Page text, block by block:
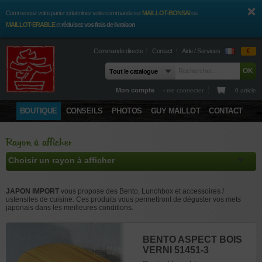
Commencez votre panier ici terminez votre commande surMAILLOT-BONSAIou
MAILLOT-ERABLEetréduisez vos frais de livraison
Commande directe Contact Aide / Services €
Mon compte › me connecter 0 article
BOUTIQUE CONSEILS PHOTOS GUY MAILLOT CONTACT
Rayon à afficher
JAPON IMPORT vous propose des Bento, Lunchbox et accessoires /
ustensiles de cuisine. Ces produits vous permettront de déguster vos mets
japonais dans les meilleures conditions.
BENTO LAPIN 510317
Bento / Lunchbox
BENTO ASPECT BOIS
VERNI 51451-3
BENTO BRUN
SATSUKI 50419-4
BENTO
CHRYSANTHEME
BARAN MSA 206384
Accessoires Bento
BENTO CALAMARS
52216-7
BENTO EN BOIS
VÉRITABLE 51735-4
POINÇON À FEUILLE
DE NORI LOT DE 2